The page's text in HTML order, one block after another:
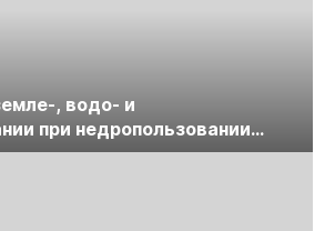
, водо- и
при недропользовании
«ПравоТЭК»